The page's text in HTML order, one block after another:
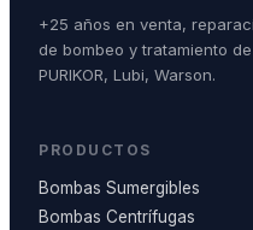
+25 años en venta,
de bombeo y tratamiento
PURIKOR, Lubi, Warson.
PRODUCTOS
Bombas Sumergibles
Bombas Centrífugas